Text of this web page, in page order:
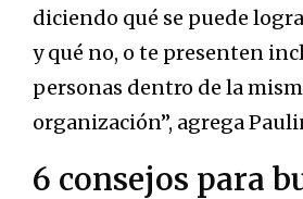
diciendo qué se puede
y qué no, o te presenten
personas dentro de la
organización”, agrega
6 consejos para